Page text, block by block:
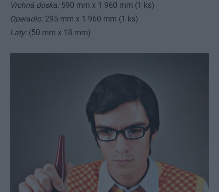
Vrchná doska:590 mm x 1 960 mm (1 ks)
Operadlo:295 mm x 1 960 mm (1 ks)
Laty:(50 mm x 18 mm)